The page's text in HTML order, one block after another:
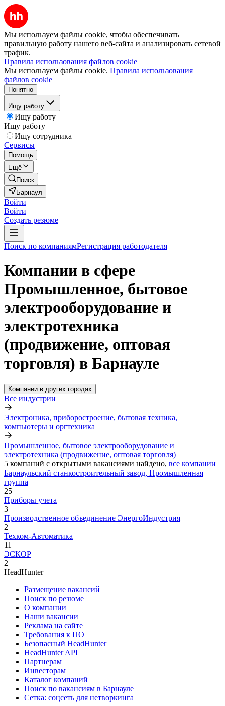
Мы используем файлы cookie, чтобы обеспечивать
правильную работу нашего веб-сайта и анализировать сетевой
трафик.
Правила использования файлов cookie
Мы используем файлы cookie. Правила использования
файлов cookie
Понятно
Ищу работу
Ищу работу
Ищу работу
Ищу сотрудника
Сервисы
Помощь
Ещё
Поиск
Барнаул
Войти
Войти
Создать резюме
Поиск по компаниямРегистрация работодателя
Компании в сфере
Промышленное, бытовое
электрооборудование и
электротехника
(продвижение, оптовая
торговля) в Барнауле
Компании в других городах
Все индустрии
Электроника, приборостроение, бытовая техника,
компьютеры и оргтехника
Промышленное, бытовое электрооборудование и
электротехника (продвижение, оптовая торговля)
5 компаний с открытыми вакансиями найдено, все компании
Барнаульский станкостроительный завод, Промышленная
группа
25
Приборы учета
3
Производственное объединение ЭнергоИндустрия
2
Техком-Автоматика
11
ЭСКОР
2
HeadHunter
Размещение вакансий
Поиск по резюме
О компании
Наши вакансии
Реклама на сайте
Требования к ПО
Безопасный HeadHunter
HeadHunter API
Партнерам
Инвесторам
Каталог компаний
Поиск по вакансиям в Барнауле
Сетка: соцсеть для нетворкинга